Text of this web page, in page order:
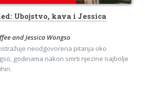
Ubojstvo, kava i Jessica
and Jessica Wongso
neodgovorena pitanja oko
godinama nakon smrti njezine najbolje